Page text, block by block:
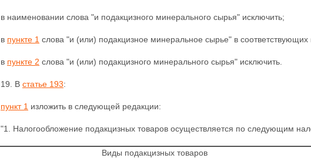
в наименовании слова "и подакцизного минерального сырья" исключить;
в пункте 1 слова "и (или) подакцизное минеральное сырье" в соответствующих
в пункте 2 слова "и (или) подакцизного минерального сырья" исключить.
19. В статье 193:
пункт 1 изложить в следующей редакции:
"1. Налогообложение подакцизных товаров осуществляется по следующим
Виды подакцизных товаров